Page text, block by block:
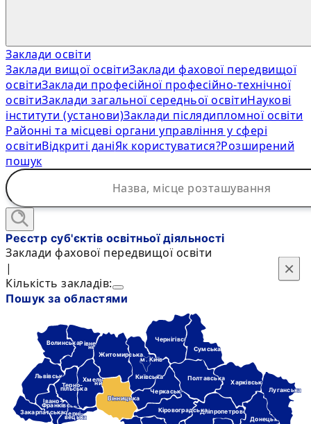
Заклади освіти
Заклади вищої освітиЗаклади фахової передвищої
освітиЗаклади професійної професійно-технічної
освітиЗаклади загальної середньої освітиНаукові
інститути (установи)Заклади післядипломної освіти
Районні та місцеві органи управління у сфері
освітиВідкриті даніЯк користуватися?Розширений
пошук
×
Реєстр суб'єктів освітньої діяльності
Заклади фахової передвищої освіти
|
Кількість закладів:
Пошук за областями
Черкаська
Чернігівська
Черні-
вецька
Дніпропетровська
Донецька
Івано-
Франківська
Харківська
Хмель-
ницька
Кіровоградська
Київська
м. Київ
Луганська
Львівська Полтавська
Рівне-
нська Сумська
Терно-
пільська
Вінницька
Волинська
Закарпатська
Житомирська
×